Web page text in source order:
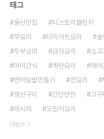
태그
울산맛집 티스토리챌린지
무요리
다이어트요리
두부요리
감자요리 소고
아이간식
계란요리 에어
연어덮밥만들기
전요리
생선구이
간단반찬 고구
레시피
오징어요리
더보기